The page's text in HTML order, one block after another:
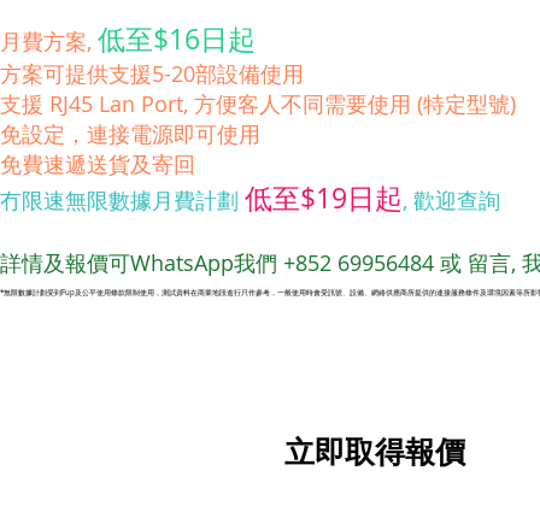
月費方案, 低至$16日起​
方案可提供支援5-20部設備使用
支援 RJ45 Lan Port, 方便客人不同需要使用 (特定型號)
免設定，連接電源即可使用
免費速遞送貨及寄回
冇限速無限數據月費計劃 低至$19日起, 歡迎查詢
詳情及報價可WhatsApp我們 +852 69956484 或 留言,
*無限數據計劃受到Fup及公平使用條款限制使用，測試資料在商業地段進行只作參考，一般使用時會受訊號、設備、網絡供應商所提供的連接服務條件及環境因素等所
立即取得報價